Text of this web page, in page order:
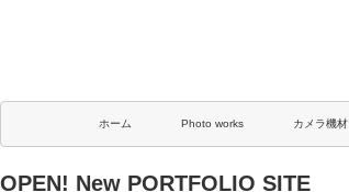
ホーム Photo works カメラ機材
OPEN! New PORTFOLIO SITE